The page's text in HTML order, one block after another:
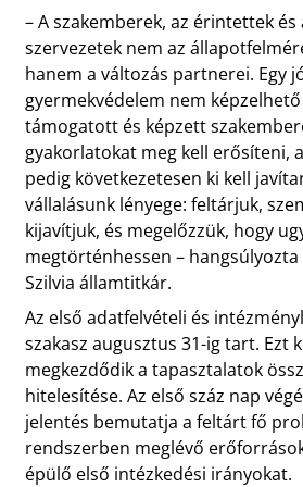
– A szakemberek, az érintettek és
szervezetek nem az
hanem a változás partnerei. Egy
gyermekvédelem nem
támogatott és képzett
gyakorlatokat meg kell erősíteni,
pedig következetesen ki kell
vállalásunk lényege: feltárjuk,
kijavítjuk, és megelőzzük, hogy
megtörténhessen –
Szilvia államtitkár.
Az első adatfelvételi és
szakasz augusztus 31-ig tart. Ezt
megkezdődik a tapasztalatok
hitelesítése. Az első száz nap
jelentés bemutatja a feltárt fő
rendszerben meglévő
épülő első intézkedési irányokat.